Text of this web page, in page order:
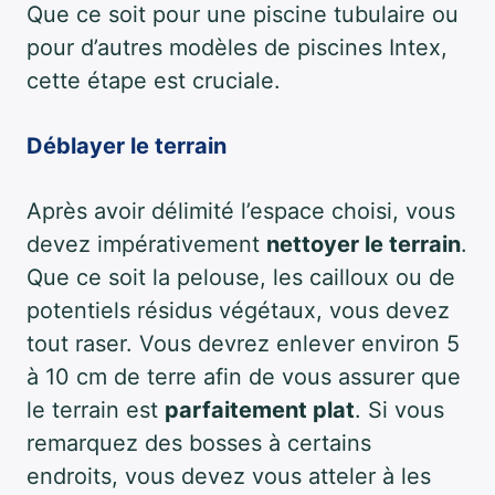
Que ce soit pour une piscine tubulaire ou
pour d’autres modèles de piscines Intex,
cette étape est cruciale.
Déblayer le terrain
Après avoir délimité l’espace choisi, vous
devez impérativement nettoyer le terrain.
Que ce soit la pelouse, les cailloux ou de
potentiels résidus végétaux, vous devez
tout raser. Vous devrez enlever environ 5
à 10 cm de terre afin de vous assurer que
le terrain est parfaitement plat. Si vous
remarquez des bosses à certains
endroits, vous devez vous atteler à les